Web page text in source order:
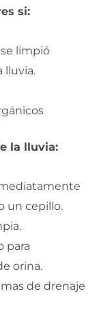
si:
limpió
lluvia.
la lluvia:
un cepillo.
para
orina.
de drenaje